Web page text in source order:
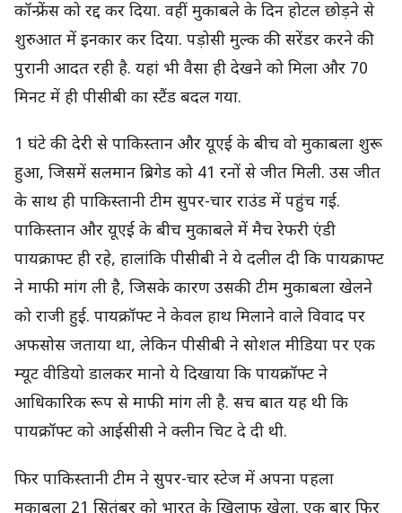
कॉन्फ्रेंस को रद्द कर दिया. वहीं मुकाबले के दिन होटल छोड़ने से
शुरुआत में इनकार कर दिया. पड़ोसी मुल्क की सरेंडर करने की
पुरानी आदत रही है. यहां भी वैसा ही देखने को मिला और 70
मिनट में ही पीसीबी का स्टैंड बदल गया.
1 घंटे की देरी से पाकिस्तान और यूएई के बीच वो मुकाबला शुरू
हुआ, जिसमें सलमान ब्रिगेड को 41 रनों से जीत मिली. उस जीत
के साथ ही पाकिस्तानी टीम सुपर-चार राउंड में पहुंच गई.
पाकिस्तान और यूएई के बीच मुकाबले में मैच रेफरी एंडी
पायक्राफ्ट ही रहे, हालांकि पीसीबी ने ये दलील दी कि पायक्राफ्ट
ने माफी मांग ली है, जिसके कारण उसकी टीम मुकाबला खेलने
को राजी हुई. पायक्रॉफ्ट ने केवल हाथ मिलाने वाले विवाद पर
अफसोस जताया था, लेकिन पीसीबी ने सोशल मीडिया पर एक
म्यूट वीडियो डालकर मानो ये दिखाया कि पायक्रॉफ्ट ने
आधिकारिक रूप से माफी मांग ली है. सच बात यह थी कि
पायक्रॉफ्ट को आईसीसी ने क्लीन चिट दे दी थी.
फिर पाकिस्तानी टीम ने सुपर-चार स्टेज में अपना पहला